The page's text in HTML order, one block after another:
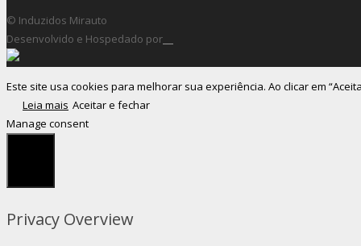
© Induzidos Mirauto
Desenvolvido e Hospedado por
Este site usa cookies para melhorar sua experiência. Ao clicar em
Leia mais Aceitar e fechar
Manage consent
Privacy Overview